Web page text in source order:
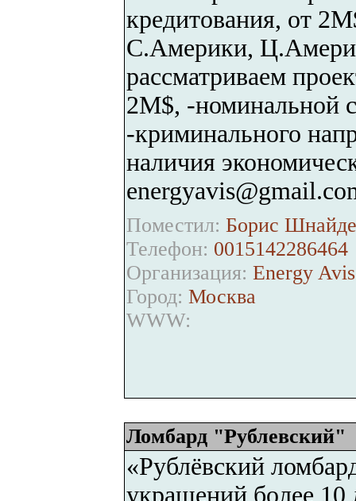
кредитования, от
С.Америки,
рассматриваем
2М$, -номинальной
-криминального
наличия
Поместил: Борис
Телефон: 0015142286464
Организация: Energy Avis
Город: Москва
WWW:
Ломбард "Рублевский"
«Рублёвский
украшений более 10